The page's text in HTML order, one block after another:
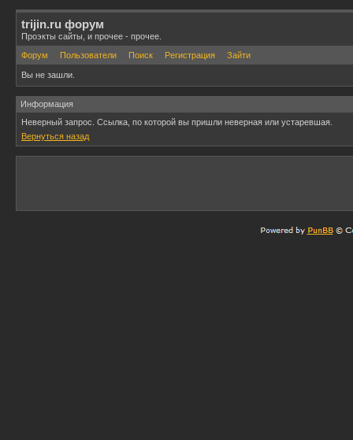
trijin.ru форум
Проэкты сайты, и прочее - прочее.
Форум
Пользователи Поиск Регистрация Зайти
Вы не зашли.
Информация
Неверный запрос. Ссылка, по которой вы пришли неверная или устаревшая.
Вернуться назад